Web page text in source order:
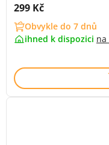
Cena s DPH:
299 Kč
Obvykle do 7 dnů
ihned k dispozici na